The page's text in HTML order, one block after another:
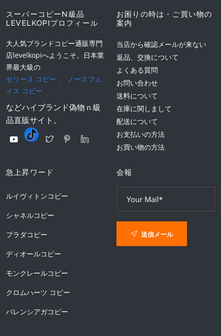
スーパーコピーN級品
LEVELKOPIプロフィール
大人気ブランドコピー通販専門
店levelkopiへようこそ。日本業
界最大級の
セリーヌ コピー
ノースフェ
イス コピー
などハイブランド偽物ｎ級
品直販サイト。
お困りの時は・ご買い物の
案内
当店から確認メールが来ない
返品、交換について
よくある質問
お問い合わせ
送料について
在庫に関しまして
配送について
お支払いの方法
お買い物の方法
急上昇ワード
ルイヴィトンコピー
シャネルコピー
プラダコピー
ディオールコピー
モンクレールコピー
クロムハーツ コピー
バレンシアガコピー
会報
送信メール